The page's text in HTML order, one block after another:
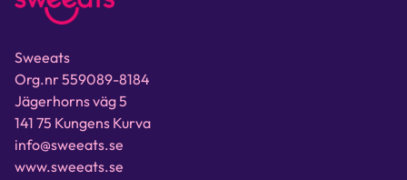
Sweeats
Org.nr 559089-8184
Jägerhorns väg 5
141 75 Kungens Kurva
info@sweeats.se
www.sweeats.se